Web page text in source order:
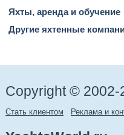
Яхты, аренда и обучение
Другие яхтенные
Copyright © 2002-
Стать клиентом Реклама и